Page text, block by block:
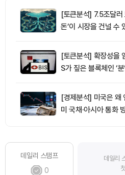
[토큰분석] 7.5조달
돈’이 시장을 건널 수
[토큰분석] 확장성을
S가 짚은 블록체인 ‘
[경제분석] 미국은 왜
미 국채·아시아 통화
데일리 스탬프
0
데일리